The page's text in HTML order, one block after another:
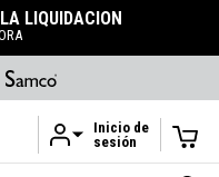
contenido principal
LIQUIDACIÓN
Inicio de
sesión